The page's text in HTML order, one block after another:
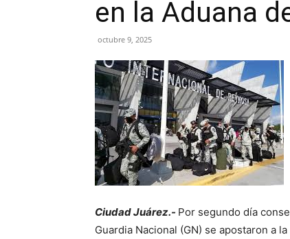
en la Aduana
octubre 9, 2025
Ciudad Juárez.- Por segundo día
Guardia Nacional (GN) se apostaron a